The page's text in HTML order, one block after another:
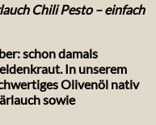
Chili Pesto – einfach
schon damals
In unserem
Olivenöl nativ
sowie